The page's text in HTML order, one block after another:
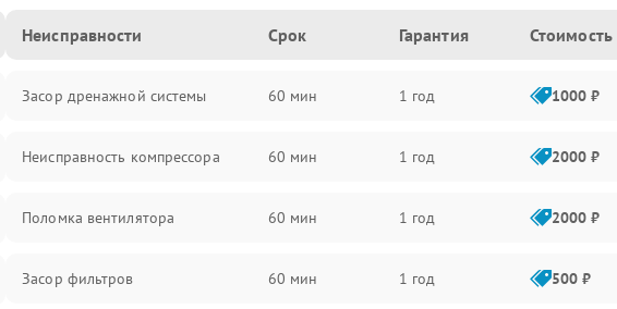
Неисправности Срок Гарантия Стоимость
Засор дренажной системы 60 мин 1 год 1000 ₽
Неисправность компрессора 60 мин 1 год 2000 ₽
Поломка вентилятора 60 мин 1 год 2000 ₽
Засор фильтров 60 мин 1 год 500 ₽